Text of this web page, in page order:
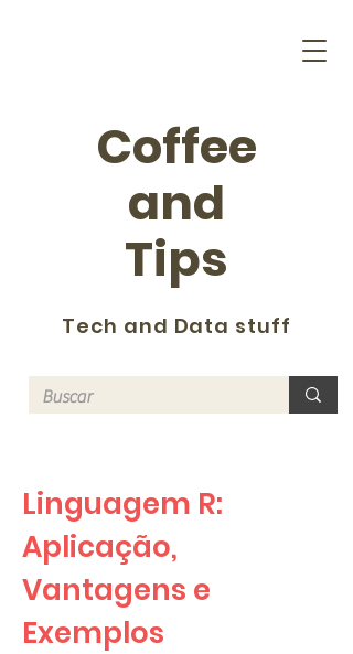
Coffee
and
Tips
Tech and Data stuff
Linguagem R:
Aplicação,
Vantagens e
Exemplos